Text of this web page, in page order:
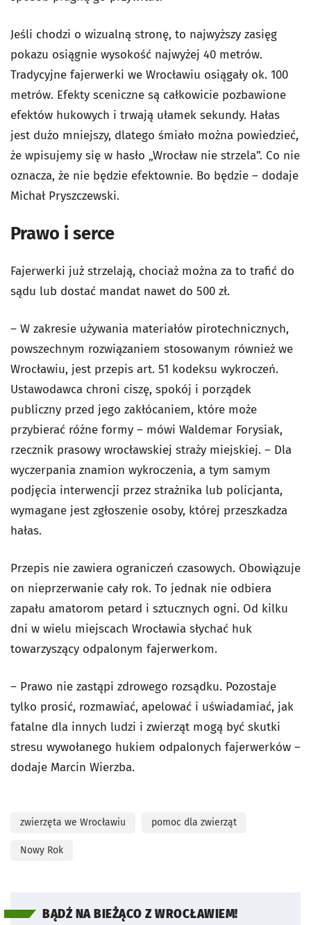
Jeśli chodzi o wizualną stronę, to najwyższy zasięg
pokazu osiągnie wysokość najwyżej 40 metrów.
Tradycyjne fajerwerki we Wrocławiu osiągały ok. 100
metrów. Efekty sceniczne są całkowicie pozbawione
efektów hukowych i trwają ułamek sekundy. Hałas
jest dużo mniejszy, dlatego śmiało można powiedzieć,
że wpisujemy się w hasło „Wrocław nie strzela”. Co nie
oznacza, że nie będzie efektownie. Bo będzie – dodaje
Michał Pryszczewski.
Prawo i serce
Fajerwerki już strzelają, chociaż można za to trafić do
sądu lub dostać mandat nawet do 500 zł.
– W zakresie używania materiałów pirotechnicznych,
powszechnym rozwiązaniem stosowanym również we
Wrocławiu, jest przepis art. 51 kodeksu wykroczeń.
Ustawodawca chroni ciszę, spokój i porządek
publiczny przed jego zakłócaniem, które może
przybierać różne formy – mówi Waldemar Forysiak,
rzecznik prasowy wrocławskiej straży miejskiej. – Dla
wyczerpania znamion wykroczenia, a tym samym
podjęcia interwencji przez strażnika lub policjanta,
wymagane jest zgłoszenie osoby, której przeszkadza
hałas.
Przepis nie zawiera ograniczeń czasowych. Obowiązuje
on nieprzerwanie cały rok. To jednak nie odbiera
zapału amatorom petard i sztucznych ogni. Od kilku
dni w wielu miejscach Wrocławia słychać huk
towarzyszący odpalonym fajerwerkom.
– Prawo nie zastąpi zdrowego rozsądku. Pozostaje
tylko prosić, rozmawiać, apelować i uświadamiać, jak
fatalne dla innych ludzi i zwierząt mogą być skutki
stresu wywołanego hukiem odpalonych fajerwerków –
dodaje Marcin Wierzba.
zwierzęta we Wrocławiu pomoc dla zwierząt
Nowy Rok
BĄDŹ NA BIEŻĄCO Z WROCŁAWIEM!